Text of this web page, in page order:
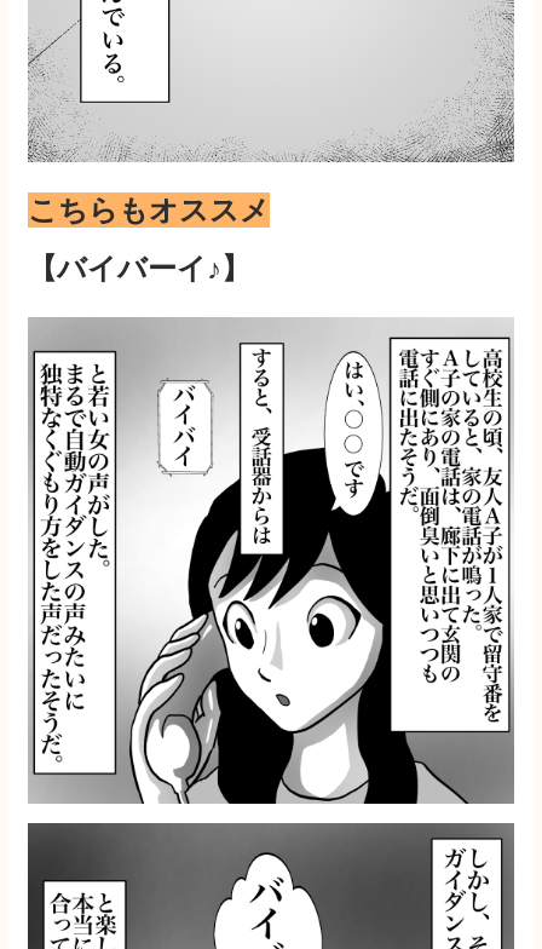
こちらもオススメ
【バイバーイ♪】